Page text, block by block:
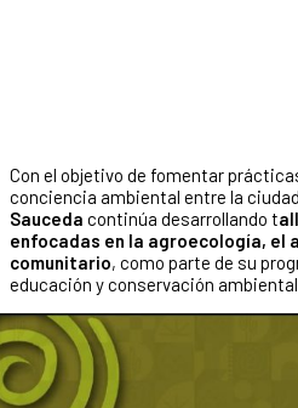
Con el objetivo de fomentar
conciencia ambiental entre la
Sauceda continúa desarrollando t
enfocadas en la agroecología, el
comunitario, como parte de su
educación y conservación